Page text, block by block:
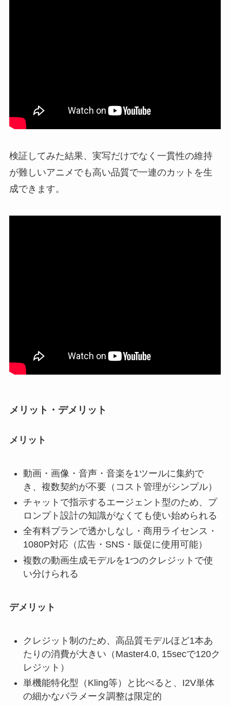
検証してみた結果、実写だけでなく一貫性の維持
が難しいアニメでも高い品質で一連のカットを生
成できます。
メリット・デメリット
メリット
動画・画像・音声・音楽を1ツールに集約で
き、複数契約が不要（コスト管理がシンプル）
チャットで指示するエージェント型のため、プ
ロンプト設計の知識がなくても使い始められる
全有料プランで透かしなし・商用ライセンス・
1080P対応（広告・SNS・販促に使用可能）
複数の動画生成モデルを1つのクレジットで使
い分けられる
デメリット
クレジット制のため、高品質モデルほど1本あ
たりの消費が大きい（Master4.0, 15secで120ク
レジット）
単機能特化型（Kling等）と比べると、I2V単体
の細かなパラメータ調整は限定的